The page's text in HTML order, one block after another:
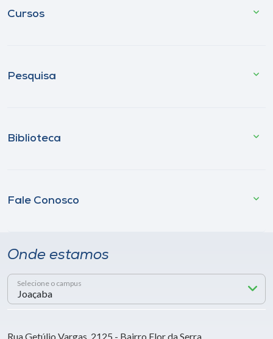
Cursos
Pesquisa
Biblioteca
Fale Conosco
Onde estamos
Selecione o campus
Rua Getúlio Vargas, 2125 - Bairro Flor da Serra